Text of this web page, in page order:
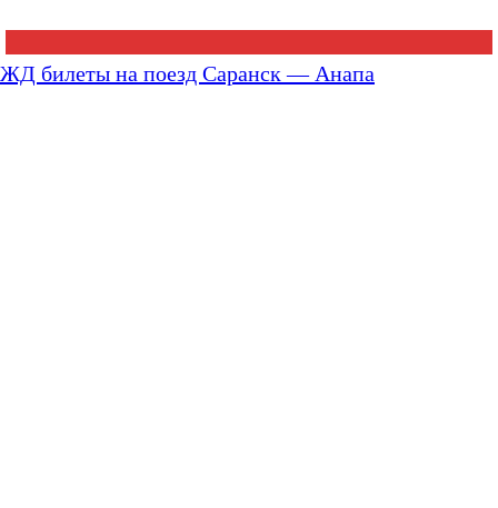
ЖД билеты на поезд Саранск — Анапа